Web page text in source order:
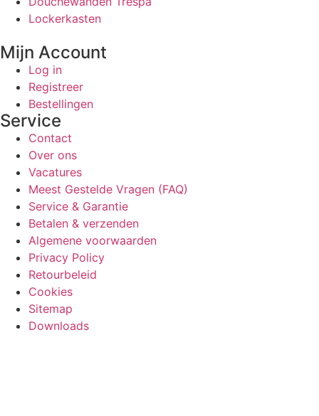
Lockerkasten
Mijn Account
Log in
Registreer
Bestellingen
Service
Contact
Over ons
Vacatures
Meest Gestelde Vragen (FAQ)
Service & Garantie
Betalen & verzenden
Algemene voorwaarden
Privacy Policy
Retourbeleid
Cookies
Sitemap
Downloads